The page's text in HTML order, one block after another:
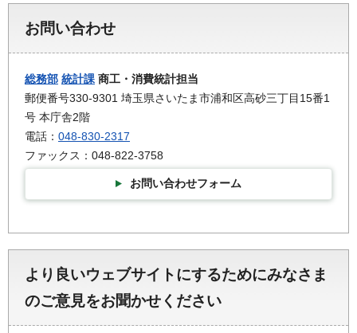
お問い合わせ
総務部 統計課 商工・消費統計担当
郵便番号330-9301 埼玉県さいたま市浦和区高砂三丁目15番1
号 本庁舎2階
電話： 048-830-2317
ファックス：048-822-3758
お問い合わせフォーム
より良いウェブサイトにするためにみなさま
のご意見をお聞かせください